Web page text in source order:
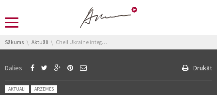
You are here:
Sākums Aktuāli Cheil Ukraine integrē Samsung ukraiņu kultūrā
Dalies Drukāt
Posted in:
AKTUĀLI ĀRZEMĒS